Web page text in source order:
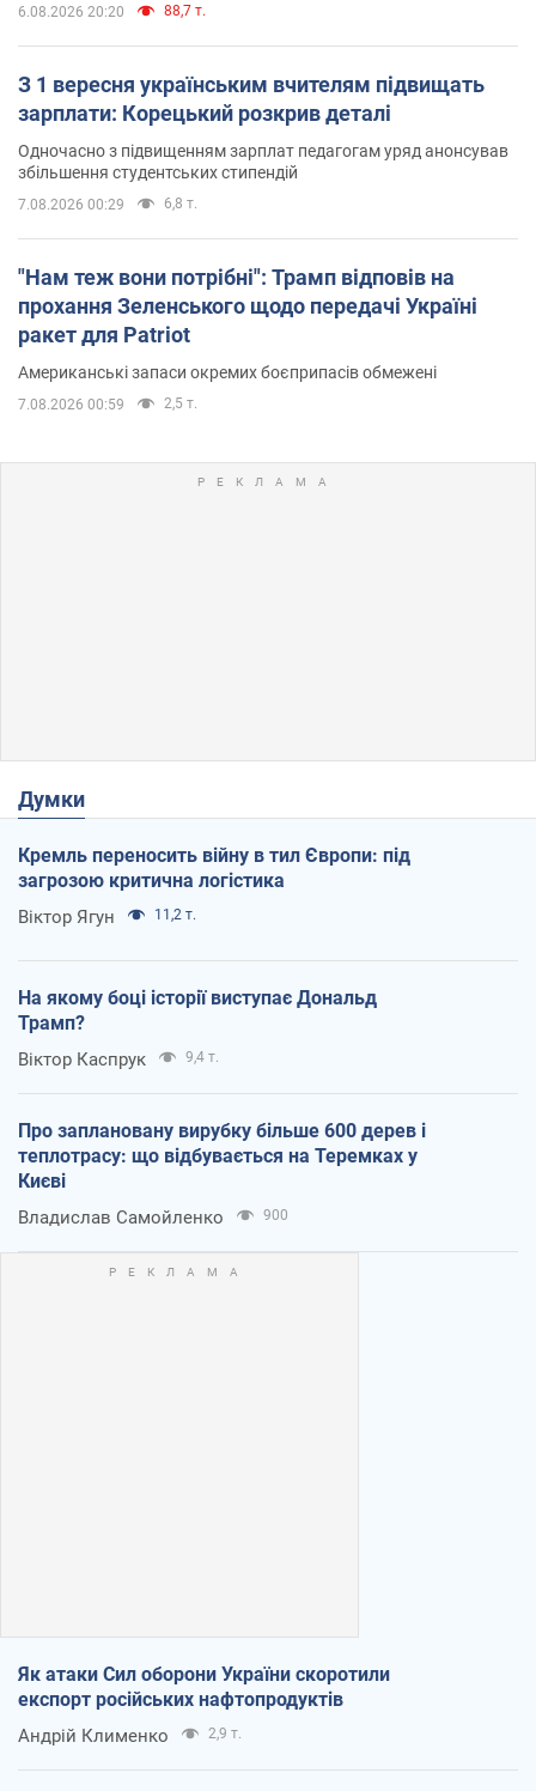
6.08.2026 20:20 88,7 т.
З 1 вересня українським вчителям підвищать
зарплати: Корецький розкрив деталі
Одночасно з підвищенням зарплат педагогам уряд анонсував
збільшення студентських стипендій
7.08.2026 00:29 6,8 т.
"Нам теж вони потрібні": Трамп відповів на
прохання Зеленського щодо передачі Україні
ракет для Patriot
Американські запаси окремих боєприпасів обмежені
7.08.2026 00:59 2,5 т.
Думки
Кремль переносить війну в тил Європи: під
загрозою критична логістика
Віктор Ягун 11,2 т.
На якому боці історії виступає Дональд
Трамп?
Віктор Каспрук 9,4 т.
Про заплановану вирубку більше 600 дерев і
теплотрасу: що відбувається на Теремках у
Києві
Владислав Самойленко 900
Як атаки Сил оборони України скоротили
експорт російських нафтопродуктів
Андрій Клименко 2,9 т.